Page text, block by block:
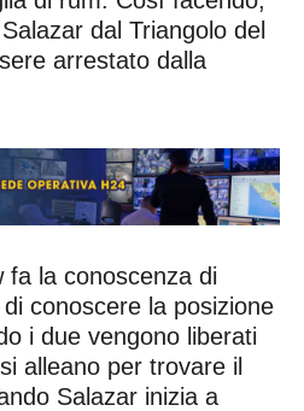
dal Triangolo del
arrestato dalla
fa la conoscenza di
conoscere la posizione
i due vengono liberati
alleano per trovare il
Salazar inizia a